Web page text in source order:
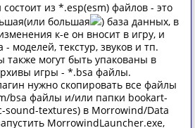
из *.esp(esm) файлов - это
большая
) база данных, в
к-е он вносит в игру, и
- моделей, текстур, звуков и тп.
также могут быть упакованы в
игры - *.bsa файлы.
нужно скопировать все файлы
bsa файлы и/или папки bookart-
sound-textures) в Morrowind/Data
MorrowindLauncher.exe,